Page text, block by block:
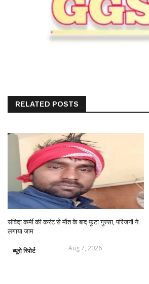
RELATED POSTS
संविदा कर्मी की करंट से मौत के बाद फूटा गुस्सा, परिजनों ने
लगाया जाम
ब्यूरो रिपोर्ट Aug 7, 2026